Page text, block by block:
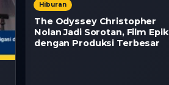
Hiburan
The Odyssey Christopher
Nolan Jadi Sorotan, Film Epik
dengan Produksi Terbesar